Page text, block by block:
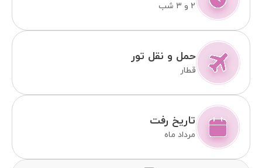
2 و 3 شب
حمل و نقل تور
قطار
تاریخ رفت
مرداد ماه